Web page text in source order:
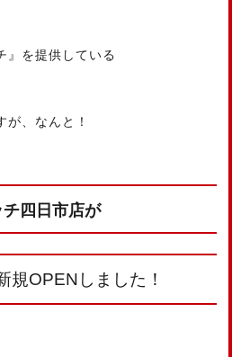
』を提供している
、なんと！
四日市店が
規OPENしました！